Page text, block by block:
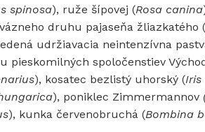
spinosa), ruže šípovej (Rosa canina
druhu pajaseňa žliazkatého
udržiavacia neintenzívna
pieskomilných spoločenstiev
), kosatec bezlistý uhorský (Iris
), poniklec Zimmermannov
), kunka červenobruchá (Bombina